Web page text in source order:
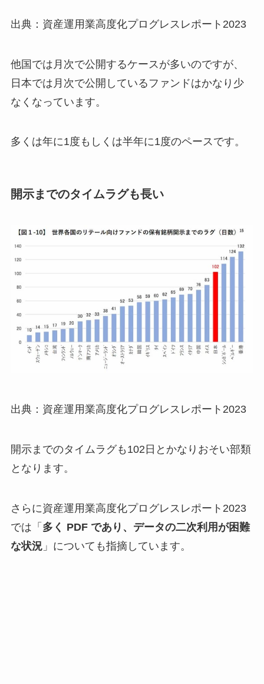
出典：資産運用業高度化プログレスレポート2023
他国では月次で公開するケースが多いのですが、
日本では月次で公開しているファンドはかなり少
なくなっています。
多くは年に1度もしくは半年に1度のペースです。
開示までのタイムラグも長い
出典：資産運用業高度化プログレスレポート2023
開示までのタイムラグも102日とかなりおそい部類
となります。
さらに資産運用業高度化プログレスレポート2023
では「 多く PDF であり、データの二次利用が困難
な状況」についても指摘しています。